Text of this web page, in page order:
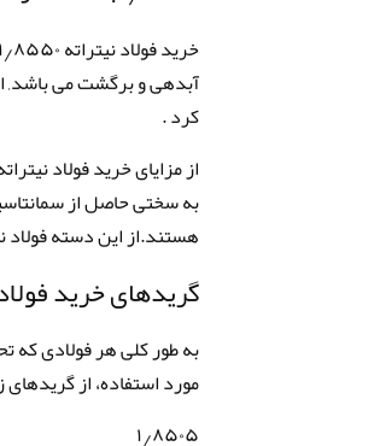
آبدهی و برگشت می باشد,
کرد .
از مزایای خرید فولاد
به سختی حاصل از
هستند.از این دسته فولاد
گریدهای خرید
به طور کلی هر فولادی که
مورد استفاده، از
۱٫۸۵۰۵